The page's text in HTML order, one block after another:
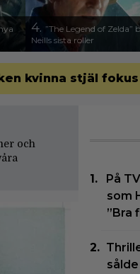
4. ”The Legend of Zelda”
Neills sista roller
kvinna stjäl fokus
och
På
som
”Bra